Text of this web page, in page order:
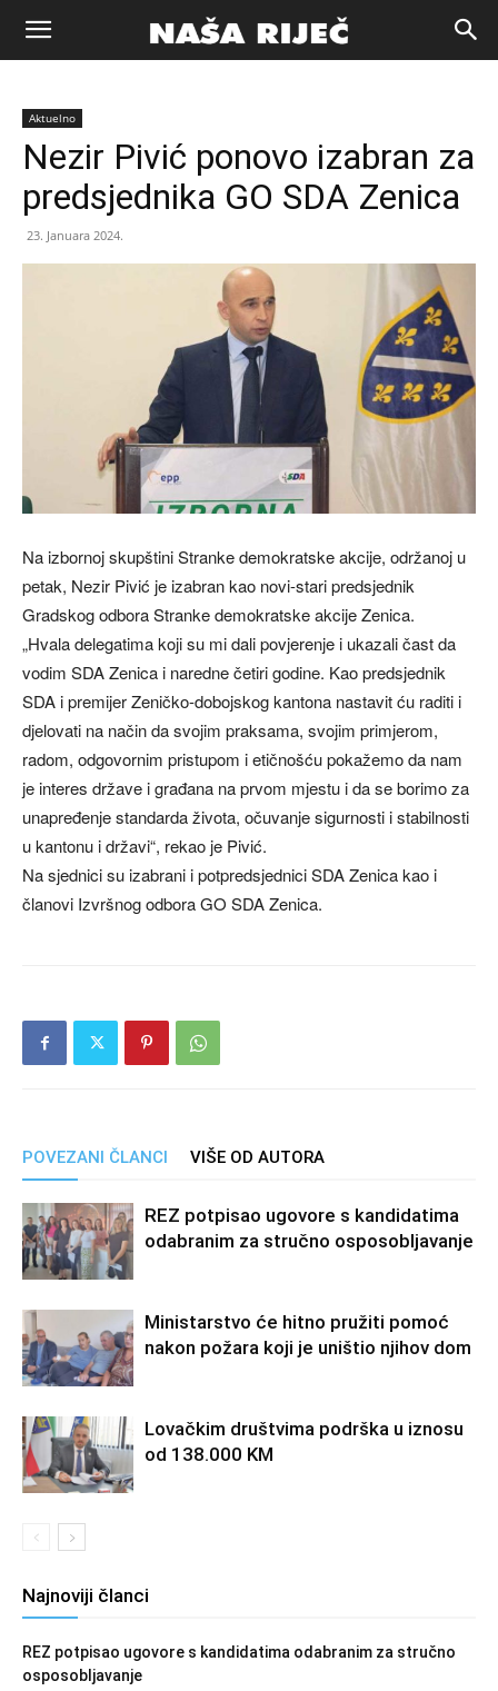
Naša
riječ
Zenica
Aktuelno
Nezir Pivić ponovo izabran za
predsjednika GO SDA Zenica
23. Januara 2024.
Na izbornoj skupštini Stranke demokratske akcije, održanoj u
petak, Nezir Pivić je izabran kao novi-stari predsjednik
Gradskog odbora Stranke demokratske akcije Zenica.
„Hvala delegatima koji su mi dali povjerenje i ukazali čast da
vodim SDA Zenica i naredne četiri godine. Kao predsjednik
SDA i premijer Zeničko-dobojskog kantona nastavit ću raditi i
djelovati na način da svojim praksama, svojim primjerom,
radom, odgovornim pristupom i etičnošću pokažemo da nam
je interes države i građana na prvom mjestu i da se borimo za
unapređenje standarda života, očuvanje sigurnosti i stabilnosti
u kantonu i državi“, rekao je Pivić.
Na sjednici su izabrani i potpredsjednici SDA Zenica kao i
članovi Izvršnog odbora GO SDA Zenica.
POVEZANI ČLANCI VIŠE OD AUTORA
REZ potpisao ugovore s kandidatima
odabranim za stručno osposobljavanje
Ministarstvo će hitno pružiti pomoć
nakon požara koji je uništio njihov dom
Lovačkim društvima podrška u iznosu
od 138.000 KM
Najnoviji članci
REZ potpisao ugovore s kandidatima odabranim za stručno
osposobljavanje